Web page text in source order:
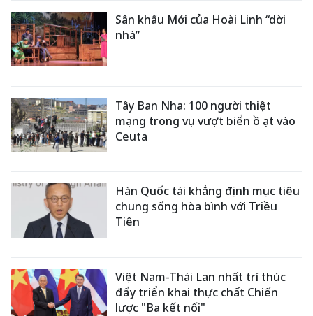
Sân khấu Mới của Hoài Linh “dời
nhà”
Tây Ban Nha: 100 người thiệt
mạng trong vụ vượt biển ồ ạt vào
Ceuta
Hàn Quốc tái khẳng định mục tiêu
chung sống hòa bình với Triều
Tiên
Việt Nam-Thái Lan nhất trí thúc
đẩy triển khai thực chất Chiến
lược "Ba kết nối"